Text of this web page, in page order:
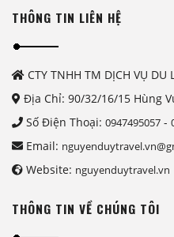
THÔNG TIN LIÊN HỆ
CTY TNHH TM DỊCH VỤ DU
Địa Chỉ: 90/32/16/15 Hùng
Số Điện Thoại: 0947495057 -
Email:
Website: nguyenduytravel.vn
THÔNG TIN VỀ CHÚNG TÔI